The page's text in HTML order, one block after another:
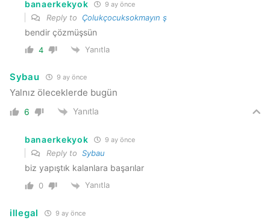
banaerkekyok 9 ay önce
Reply to Çolukçocuksokmayın ş
bendir çözmüşsün
4 Yanıtla
Sybau 9 ay önce
Yalnız öleceklerde bugün
6 Yanıtla
banaerkekyok 9 ay önce
Reply to Sybau
biz yapıştık kalanlara başarılar
0 Yanıtla
illegal 9 ay önce